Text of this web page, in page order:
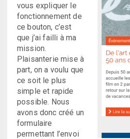
vous expliquer le
fonctionnement de
ce bouton, c’est
que j’ai failli à ma
mission.
Plaisanterie mise à
part, on a voulu que
ce soit le plus
simple et rapide
possible. Nous
avons donc créé un
formulaire
permettant l’envoi